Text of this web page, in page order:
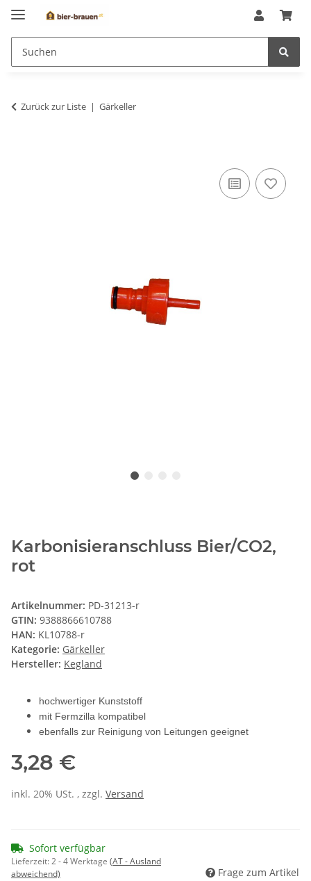
Zurück zur Liste Gärkeller
Karbonisieranschluss Bier/CO2,
rot
Artikelnummer: PD-31213-r
GTIN: 9388866610788
HAN: KL10788-r
Kategorie: Gärkeller
Hersteller: Kegland
hochwertiger Kunststoff
mit Fermzilla kompatibel
ebenfalls zur Reinigung von Leitungen geeignet
3,28 €
inkl. 20% USt. , zzgl. Versand
Sofort verfügbar
Lieferzeit:2 - 4 Werktage (AT - Ausland
abweichend)
Frage zum Artikel